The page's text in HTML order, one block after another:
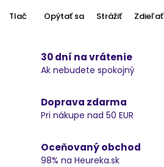
Tlač Opýtať sa Strážiť Zdieľať
30 dní na vrátenie
Ak nebudete spokojný
Doprava zdarma
Pri nákupe nad 50 EUR
Oceňovaný obchod
98% na Heureka.sk